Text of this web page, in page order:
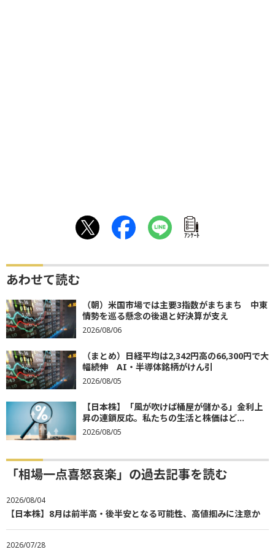
ｱﾝｹｰﾄ
あわせて読む
（朝）米国市場では主要3指数がまちまち 中東
情勢を巡る懸念の後退と好決算が支え
2026/08/06
（まとめ）日経平均は2,342円高の66,300円で大
幅続伸 AI・半導体銘柄がけん引
2026/08/05
【日本株】「風が吹けば桶屋が儲かる」金利上
昇の連鎖反応。私たちの生活と株価はど...
2026/08/05
「相場一点喜怒哀楽」の過去記事を読む
2026/08/04
【日本株】8月は前半高・後半安となる可能性、高値掴みに注意か
2026/07/28